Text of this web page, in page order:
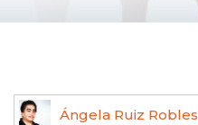
Ángela Ruiz Robles